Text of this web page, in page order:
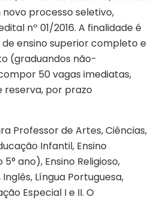
processo seletivo,
nº 01/2016. A finalidade é
ensino superior completo e
(graduandos não-
50 vagas imediatas,
reserva, por prazo
Professor de Artes, Ciências,
Infantil, Ensino
ano), Ensino Religioso,
Língua Portuguesa,
Especial I e II. O